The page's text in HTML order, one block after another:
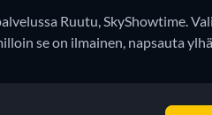
Ruutu, SkyShowtime.
se on ilmainen, napsauta